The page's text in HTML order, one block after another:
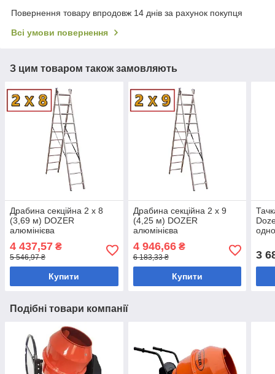
Повернення товару впродовж 14 днів за рахунок покупця
Всі умови повернення
З цим товаром також замовляють
Драбина секційна 2 х 8
(3,69 м) DOZER
алюмінієва
4 437,57 ₴
5 546,97 ₴
Купити
Драбина секційна 2 х 9
(4,25 м) DOZER
алюмінієва
4 946,66₴
6 183,33 ₴
Купити
3
Подібні товари компанії